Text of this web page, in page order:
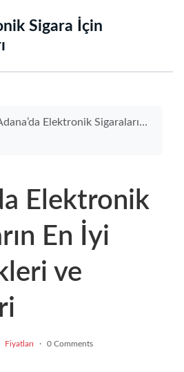
Sigara İçin
Elektronik Sigaraların En İyi Seçenekleri ve Trendleri
Elektronik
En İyi
ve
Fiyatları · 0 Comments